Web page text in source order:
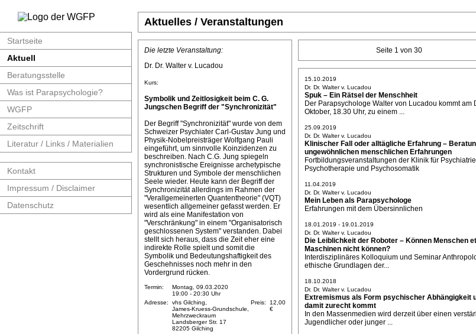
Startseite
Aktuell
Beratungsstelle
Was ist Parapsychologie?
WGFP
Zeitschrift
Literatur / Links / Materialien
Kontakt
Impressum / Disclaimer
Datenschutz
Aktuelles / Veranstaltungen
Die letzte Veranstaltung:
Dr. Dr. Walter v. Lucadou
Kurs:
Symbolik und Zeitlosigkeit beim C. G.
Jungschen Begriff der "Synchronizität"
Der Begriff "Synchronizität" wurde von dem
Schweizer Psychiater Carl-Gustav Jung und
Physik-Nobelpreisträger Wolfgang Pauli
eingeführt, um sinnvolle Koinzidenzen zu
beschreiben. Nach C.G. Jung spiegeln
synchronistische Ereignisse archetypische
Strukturen und Symbole der menschlichen
Seele wieder. Heute kann der Begriff der
Synchronizität allerdings im Rahmen der
"Verallgemeinerten Quantentheorie" (VQT)
wesentlich allgemeiner gefasst werden. Er
wird als eine Manifestation von
"Verschränkung" in einem "Organisatorisch
geschlossenen System" verstanden. Dabei
stellt sich heraus, dass die Zeit eher eine
indirekte Rolle spielt und somit die
Symbolik und Bedeutungshaftigkeit des
Geschehnisses noch mehr in den
Vordergrund rücken.
Termin:
Montag, 09.03.2020
19:00 - 20:30 Uhr
Adresse:
vhs Gilching,
James-Kruess-Grundschule,
Mehrzweckraum
Landsberger Str. 17
82205 Gilching
Preis:
12,00
€
Seite 1 von 30
15.10.2019
Dr. Dr. Walter v. Lucadou
Spuk – Ein Rätsel der Menschheit
Der Parapsychologe Walter von Lucadou kommt am
Oktober, 18.30 Uhr, zu einem ...
25.09.2019
Dr. Dr. Walter v. Lucadou
Klinischer Fall oder alltägliche Erfahrung –
ungewöhnlichen menschlichen Erfahrungen
Fortbildungsveranstaltungen der Klinik für
Psychotherapie und Psychosomatik
11.04.2019
Dr. Dr. Walter v. Lucadou
Mein Leben als Parapsychologe
Erfahrungen mit dem Übersinnlichen
18.01.2019 - 19.01.2019
Dr. Dr. Walter v. Lucadou
Die Leiblichkeit der Roboter – Können Menschen
Maschinen nicht können?
Interdisziplinäres Kolloquium und Seminar
ethische Grundlagen der...
18.10.2018
Dr. Dr. Walter v. Lucadou
Extremismus als Form psychischer Abhängigkeit
damit zurecht kommt
In den Massenmedien wird derzeit über einen
Jugendlicher oder junger ...